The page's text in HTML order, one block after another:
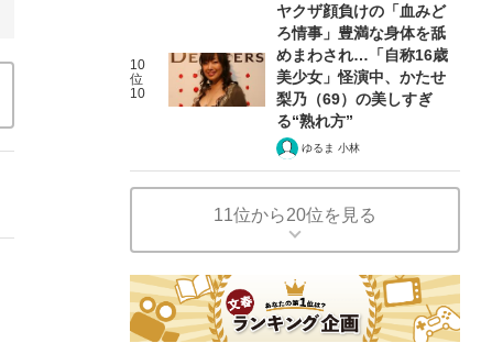
10
位
10
ヤクザ顔負けの「血みど
ろ情事」豊満な身体を舐
めまわされ…「自称16歳
美少女」怪演中、かたせ
梨乃（69）の美しすぎ
る“熟れ方”
ゆるま 小林
11位から20位を見る